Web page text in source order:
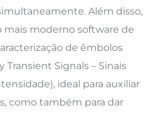
Além disso,
mais moderno software de
de êmbolos
Transient Signals – Sinais
ideal para auxiliar
como também para dar